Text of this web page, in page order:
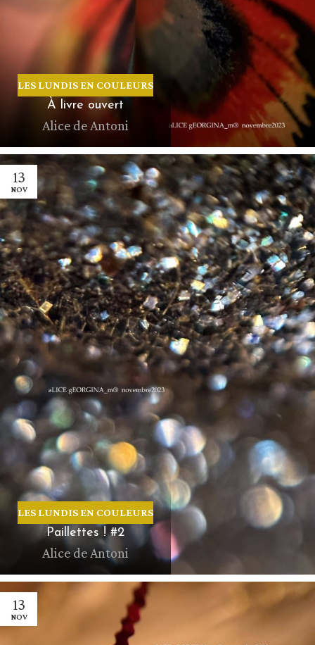
LES LUNDIS EN COULEURS
À livre ouvert
Alice de Antoni
13
NOV
LES LUNDIS EN COULEURS
Paillettes ! #2
Alice de Antoni
13
NOV